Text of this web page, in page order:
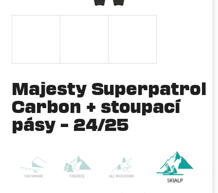
Majesty Superpatrol
Carbon + stoupací
pásy – 24/25
a
?
HLEDAT